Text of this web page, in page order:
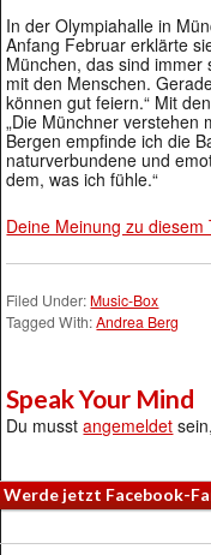
In der Olympiahalle in
Anfang Februar erklärte
München, das sind
mit den Menschen.
können gut feiern.“ Mit
„Die Münchner verstehen
Bergen empfinde ich die
naturverbundene und
dem, was ich fühle.“
Deine Meinung zu
Filed Under: Music-Box
Tagged With:Andrea Berg
Speak Your Mind
Du musstangemeldet
Werde jetzt Facebook-